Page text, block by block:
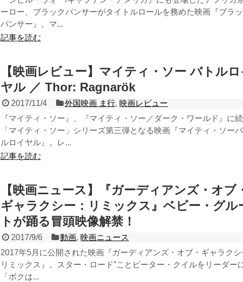
ーロー、ブラックパンサーがタイトルロールを務めた映画『ブラッ
パンサー』。マ...
記事を読む
【映画レビュー】マイティ・ソー バトルロ
ヤル ／ Thor: Ragnarök
2017/11/4 外国映画 ま行, 映画レビュー
『マイティ・ソー』、『マイティ・ソー／ダーク・ワールド』に続
「マイティ・ソー」シリーズ第三弾となる映画『マイティ・ソーバ
ルロイヤル』。レ...
記事を読む
【映画ニュース】『ガーディアンズ・オブ
ギャラクシー：リミックス』ベビー・グル
トが踊る冒頭映像解禁！
2017/9/6 動画, 映画ニュース
2017年5月に公開された映画『ガーディアンズ・オブ・ギャラクシ
リミックス』。スター・ロード”ことピーター・クイルをリーダーに
「ボクは...